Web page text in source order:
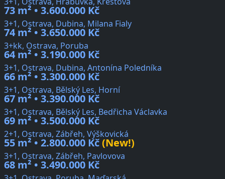
73 m² • 3.600.000 Kč
3+1, Ostrava, Dubina, Milana Fialy
74 m² • 3.650.000 Kč
3+kk, Ostrava, Poruba
64 m² • 3.190.000 Kč
3+1, Ostrava, Dubina, Antonína Poledníka
66 m² • 3.300.000 Kč
3+1, Ostrava, Bělský Les, Horní
67 m² • 3.390.000 Kč
3+1, Ostrava, Bělský Les, Bedřicha Václavka
69 m² • 3.500.000 Kč
2+1, Ostrava, Zábřeh, Výškovická
55 m² • 2.800.000 Kč(New!)
3+1, Ostrava, Zábřeh, Pavlovova
68 m² • 3.490.000 Kč